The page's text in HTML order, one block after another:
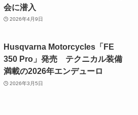
会に潜入
2026年4月9日
Husqvarna Motorcycles「FE
350 Pro」発売 テクニカル装備
満載の2026年エンデューロ
2026年3月5日